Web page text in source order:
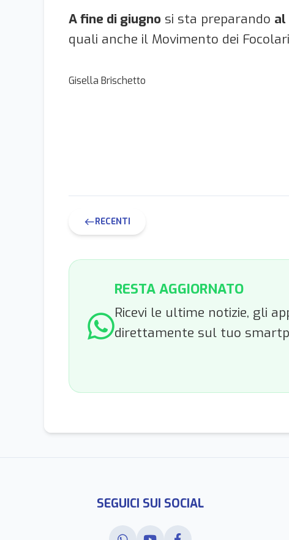
A fine di giugno si sta preparando al
quali anche il Movimento dei
Gisella Brischetto
westRECENTI
RESTA AGGIORNATO
Ricevi le ultime notizie, gli
direttamente sul tuo
SEGUICI SUI SOCIAL